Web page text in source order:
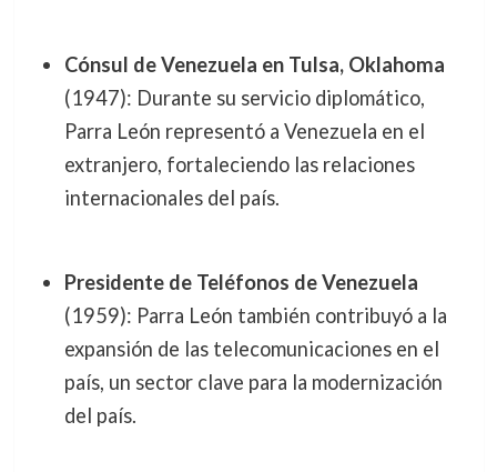
Cónsul de Venezuela en Tulsa, Oklahoma
(1947): Durante su servicio diplomático,
Parra León representó a Venezuela en el
extranjero, fortaleciendo las relaciones
internacionales del país.
Presidente de Teléfonos de Venezuela
(1959): Parra León también contribuyó a la
expansión de las telecomunicaciones en el
país, un sector clave para la modernización
del país.